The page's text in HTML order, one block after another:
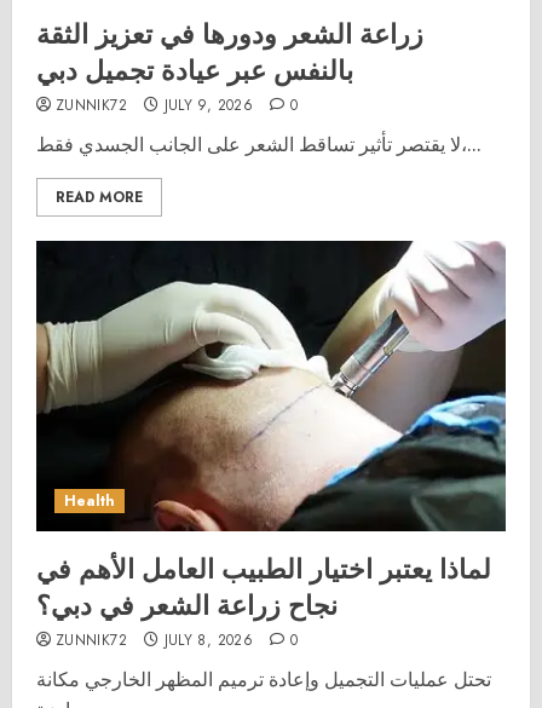
زراعة الشعر ودورها في تعزيز الثقة
بالنفس عبر عيادة تجميل دبي
ZUNNIK72 JULY 9, 2026 0
لا يقتصر تأثير تساقط الشعر على الجانب الجسدي فقط،...
READ MORE
Health
لماذا يعتبر اختيار الطبيب العامل الأهم في
نجاح زراعة الشعر في دبي؟
ZUNNIK72 JULY 8, 2026 0
تحتل عمليات التجميل وإعادة ترميم المظهر الخارجي مكانة